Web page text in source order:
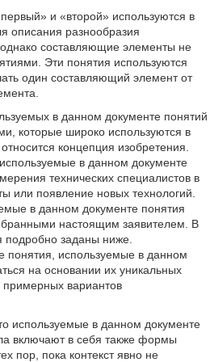
и «второй» используются в
описания разнообразия
составляющие элементы не
Эти понятия используются
один составляющий элемент от
в данном документе понятий
которые широко используются в
концепция изобретения.
в данном документе
технических специалистов в
или появление новых технологий.
в данном документе понятия
настоящим заявителем. В
подробно заданы ниже.
понятия, используемые в данном
на основании их уникальных
примерных вариантов
используемые в данном документе
включают в себя также формы
пор, пока контекст явно не